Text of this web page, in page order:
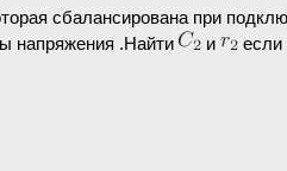
сбалансирована при
напряжения .Найти
и если